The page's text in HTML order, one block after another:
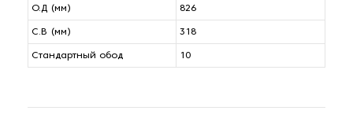
О.Д (мм) 826
С.В (мм) 318
Стандартный обод 10